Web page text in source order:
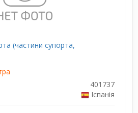
(частини супорта,
401737
Іспанія